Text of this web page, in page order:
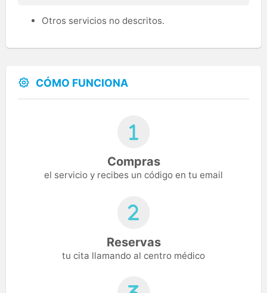
Otros servicios no descritos.
CÓMO FUNCIONA
Compras
el servicio y recibes un código en tu email
Reservas
tu cita llamando al centro médico